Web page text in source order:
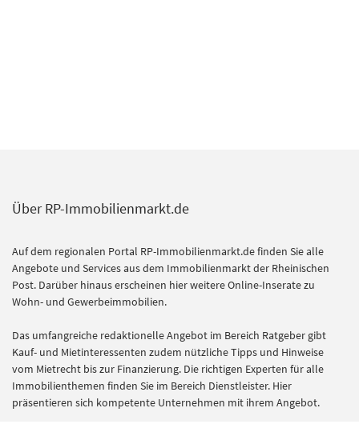
Über RP-Immobilienmarkt.de
Auf dem regionalen Portal RP-Immobilienmarkt.de finden Sie alle
Angebote und Services aus dem Immobilienmarkt der Rheinischen
Post. Darüber hinaus erscheinen hier weitere Online-Inserate zu
Wohn- und Gewerbeimmobilien.
Das umfangreiche redaktionelle Angebot im Bereich Ratgeber gibt
Kauf- und Mietinteressenten zudem nützliche Tipps und Hinweise
vom Mietrecht bis zur Finanzierung. Die richtigen Experten für alle
Immobilienthemen finden Sie im Bereich Dienstleister. Hier
präsentieren sich kompetente Unternehmen mit ihrem Angebot.